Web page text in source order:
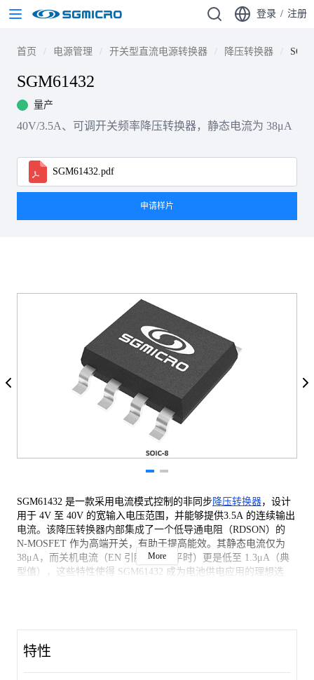
登录 / 注册
首页 电源管理 开关型直流电源转换器 降压转换器
SGM61432
量产
40V/3.5A、可调开关频率降压转换器，静态电流为 38μA
SGM61432.pdf
申请样片
SGM61432 是一款采用电流模式控制的非同步降压转换器，设计
用于 4V 至 40V 的宽输入电压范围，并能够提供3.5A 的连续输出
电流。该降压转换器内部集成了一个低导通电阻（RDSON）的
N-MOSFET 作为高端开关，有助于提高能效。其静态电流仅为
38μA，而关机电流（EN 引脚为低电平时）更是低至 1.3μA（典
型值），这些特性使得 SGM61432 成为电池供电应用的理想选
需求。开关频率可在 200kHz 至 2500kHz 的宽范围内选择，这为
More
特性